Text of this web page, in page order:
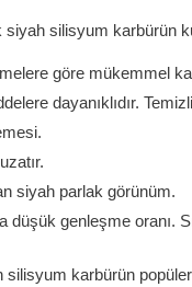
silisyum karbürün
göre mükemmel
dayanıklıdır.
siyah parlak görünüm.
düşük genleşme oranı.
karbürün